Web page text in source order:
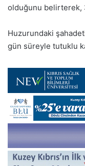
olduğunu belirterek,
Huzurundaki
gün süreyle tutuklu